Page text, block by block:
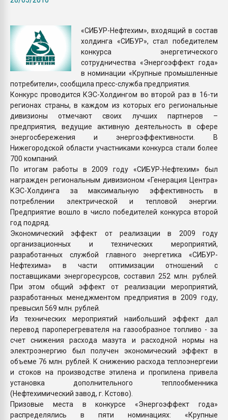
ПЕРЕЙТИ НА
«СИБУР-Нефтехим», входящий в состав
холдинга «СИБУР», стал победителем
конкурса энергетического
сотрудничества «Энергоэффект года»
в номинации «Крупные промышленные
потребители», сообщила пресс-служба предприятия.
Конкурс проводится КЭС-Холдингом во второй раз в 16-ти
регионах страны, в каждом из которых его региональные
дивизионы отмечают своих лучших партнеров –
предприятия, ведущие активную деятельность в сфере
энергосбережения и энергоэффективности. В
Нижегородской области участниками конкурса стали более
700 компаний.
По итогам работы в 2009 году «СИБУР-Нефтехим» был
награжден региональным дивизионом «Генерация Центра»
КЭС-Холдинга за максимальную эффективность в
потреблении электрической и тепловой энергии.
Предприятие вошло в число победителей конкурса второй
год подряд.
Экономический эффект от реализации в 2009 году
организационных и технических мероприятий,
разработанных службой главного энергетика «СИБУР-
Нефтехима» в части оптимизации отношений с
поставщиками энергоресурсов, составил 252 млн. рублей.
При этом общий эффект от реализации мероприятий,
разработанных менеджментом предприятия в 2009 году,
превысил 569 млн. рублей.
Из технических мероприятий наибольший эффект дал
перевод пароперегревателя на газообразное топливо - за
счет снижения расхода мазута и расходной нормы на
электроэнергию был получен экономический эффект в
объеме 76 млн. рублей. К снижению расхода теплоэнергеии
и стоков на производстве этилена и пропилена привела
установка дополнительного теплообменника
(Нефтехимический завод, г. Кстово).
Призовые места в конкурсе «Энергоэффект года»
распределялись в пяти номинациях: «Крупные